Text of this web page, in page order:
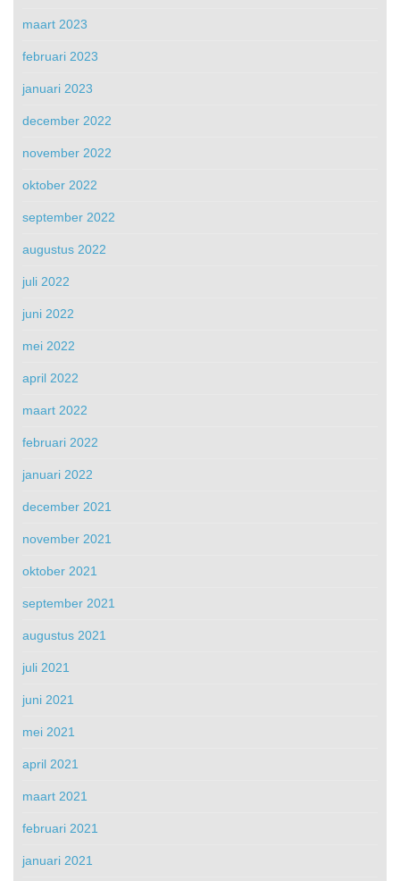
maart 2023
februari 2023
januari 2023
december 2022
november 2022
oktober 2022
september 2022
augustus 2022
juli 2022
juni 2022
mei 2022
april 2022
maart 2022
februari 2022
januari 2022
december 2021
november 2021
oktober 2021
september 2021
augustus 2021
juli 2021
juni 2021
mei 2021
april 2021
maart 2021
februari 2021
januari 2021